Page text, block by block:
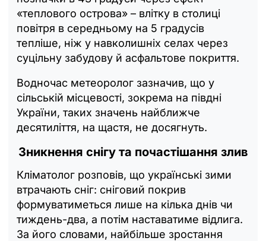
«теплового острова» – влітку в столиці
повітря в середньому на 5 градусів
тепліше, ніж у навколишніх селах через
суцільну забудову й асфальтове покриття.
Водночас метеоролог зазначив, що у
сільській місцевості, зокрема на півдні
України, таких значень найближче
десятиліття, на щастя, не досягнуть.
Зникнення снігу та почастішання злив
Кліматолог розповів, що українські зими
втрачають сніг: сніговий покрив
формуватиметься лише на кілька днів чи
тиждень-два, а потім наставатиме відлига.
За його словами, найбільше зростання